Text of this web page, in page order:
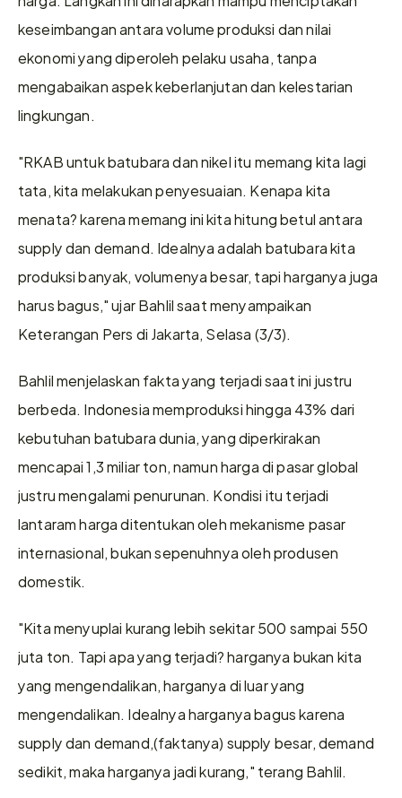
keseimbangan antara volume produksi dan nilai
ekonomi yang diperoleh pelaku usaha, tanpa
mengabaikan aspek keberlanjutan dan kelestarian
lingkungan.
"RKAB untuk batubara dan nikel itu memang kita lagi
tata, kita melakukan penyesuaian. Kenapa kita
menata? karena memang ini kita hitung betul antara
supply dan demand. Idealnya adalah batubara kita
produksi banyak, volumenya besar, tapi harganya juga
harus bagus," ujar Bahlil saat menyampaikan
Keterangan Pers di Jakarta, Selasa (3/3).
Bahlil menjelaskan fakta yang terjadi saat ini justru
berbeda. Indonesia memproduksi hingga 43% dari
kebutuhan batubara dunia, yang diperkirakan
mencapai 1,3 miliar ton, namun harga di pasar global
justru mengalami penurunan. Kondisi itu terjadi
lantaram harga ditentukan oleh mekanisme pasar
internasional, bukan sepenuhnya oleh produsen
domestik.
"Kita menyuplai kurang lebih sekitar 500 sampai 550
juta ton. Tapi apa yang terjadi? harganya bukan kita
yang mengendalikan, harganya di luar yang
mengendalikan. Idealnya harganya bagus karena
supply dan demand,(faktanya) supply besar, demand
sedikit, maka harganya jadi kurang," terang Bahlil.